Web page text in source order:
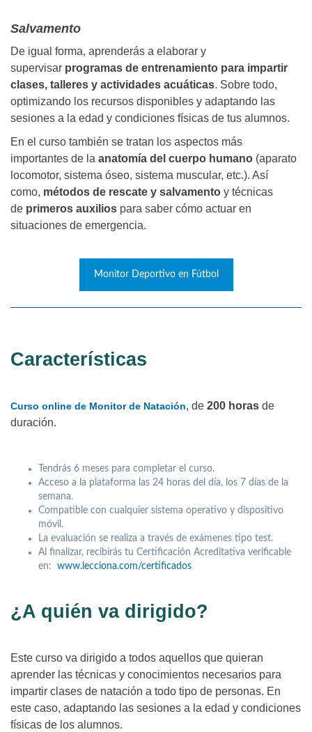
Salvamento
De igual forma, aprenderás a elaborar y
supervisar programas de entrenamiento para impartir
clases, talleres y actividades acuáticas. Sobre todo,
optimizando los recursos disponibles y adaptando las
sesiones a la edad y condiciones físicas de tus alumnos.
En el curso también se tratan los aspectos más
importantes de la anatomía del cuerpo humano (aparato
locomotor, sistema óseo, sistema muscular, etc.). Así
como, métodos de rescate y salvamento y técnicas
de primeros auxilios para saber cómo actuar en
situaciones de emergencia.
Monitor Deportivo en Fútbol
Características
Curso online de Monitor de Natación, de 200 horas de
duración.
Tendrás 6 meses para completar el curso.
Acceso a la plataforma las 24 horas del día, los 7 días de la
semana.
Compatible con cualquier sistema operativo y dispositivo
móvil.
La evaluación se realiza a través de exámenes tipo test.
Al finalizar, recibirás tu Certificación Acreditativa verificable
en: www.lecciona.com/certificados
¿A quién va dirigido?
Este curso va dirigido a todos aquellos que quieran
aprender las técnicas y conocimientos necesarios para
impartir clases de natación a todo tipo de personas. En
este caso, adaptando las sesiones a la edad y condiciones
físicas de los alumnos.